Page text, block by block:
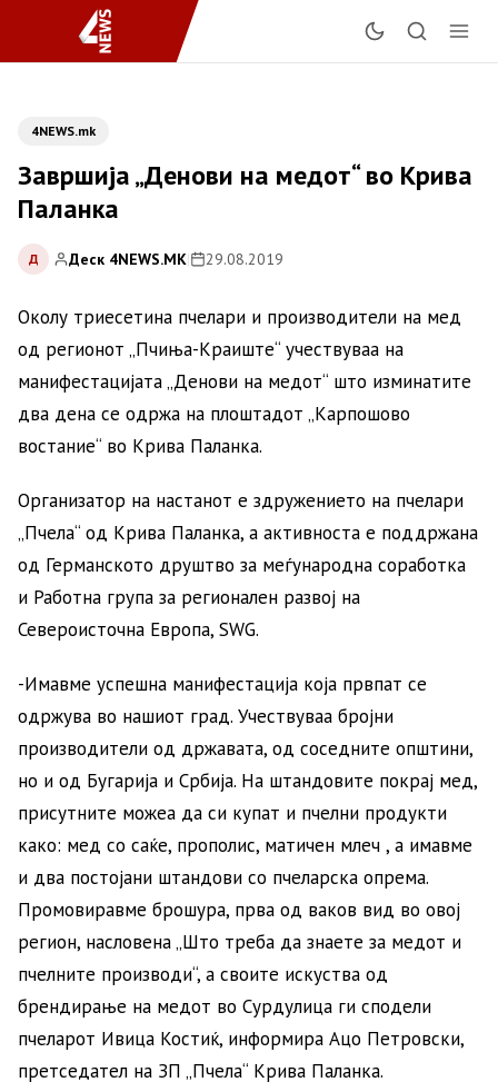
4NEWS.mk
Завршија „Денови на медот“ во Крива
Паланка
Д Деск 4NEWS.MK| 29.08.2019
Околу триесетина пчелари и производители на мед
од регионот „Пчиња-Краиште“ учествуваа на
манифестацијата „Денови на медот“ што изминатите
два дена се одржа на плоштадот „Карпошово
востание“ во Крива Паланка.
Организатор на настанот е здружението на пчелари
„Пчела“ од Крива Паланка, а активноста е поддржана
од Германското друштво за меѓународна соработка
и Работна група за регионален развој на
Североисточна Европа, SWG.
-Имавме успешна манифестација која првпат се
одржува во нашиот град. Учествуваа бројни
производители од државата, од соседните општини,
но и од Бугарија и Србија. На штандовите покрај мед,
присутните можеа да си купат и пчелни продукти
како: мед со саќе, прополис, матичен млеч , а имавме
и два постојани штандови со пчеларска опрема.
Промовиравме брошура, прва од ваков вид во овој
регион, насловена „Што треба да знаете за медот и
пчелните производи“, а своите искуства од
брендирање на медот во Сурдулица ги сподели
пчеларот Ивица Костиќ, информира Ацо Петровски,
претседател на ЗП „Пчела“ Крива Паланка.